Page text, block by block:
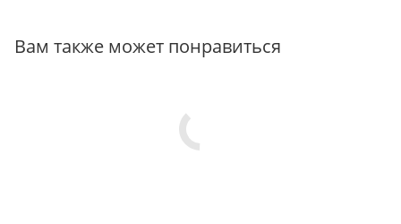
Вам также может понравиться